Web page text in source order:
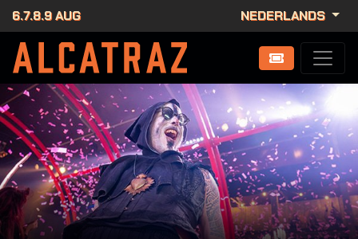
6.7.8.9 AUG NEDERLANDS